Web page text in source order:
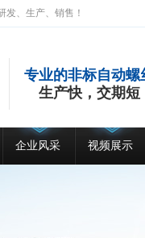
发、生产、销售！
专业的非标自动螺
生产快，交期短
企业风采 视频展示